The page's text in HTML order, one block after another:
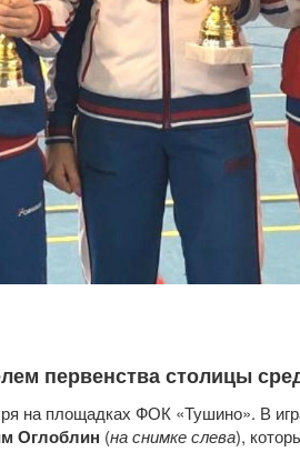
первенства столицы
на площадках ФОК «Тушино». В
Оглоблин (на снимке слева),